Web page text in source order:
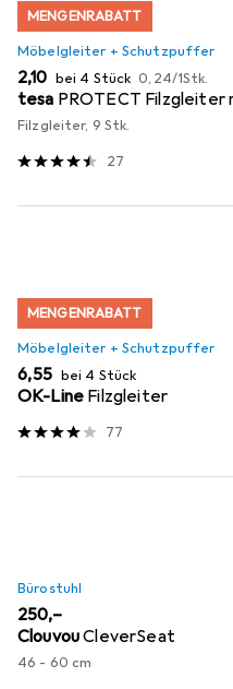
MENGENRABATT
Möbelgleiter + Schutzpuffer
EUR
2,10 bei 4 Stück EUR
0,24/1Stk.
tesa PROTECT Filzgleiter
Filzgleiter, 9 Stk.
27
MENGENRABATT
Möbelgleiter + Schutzpuffer
EUR
6,55 bei 4 Stück
OK-Line Filzgleiter
77
Bürostuhl
EUR
250,–
ClouvouCleverSeat
46 - 60 cm